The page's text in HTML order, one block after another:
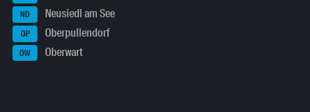
ND Neusiedl am See
OP Oberpullendorf
OW Oberwart